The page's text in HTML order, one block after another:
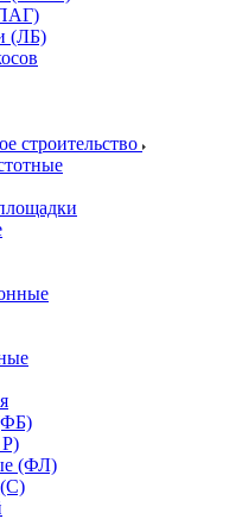
(ЛБ)
строительство
(ФЛ)